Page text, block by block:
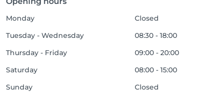
Monday
Closed
Tuesday - Wednesday
08:30 - 18:00
Thursday - Friday
09:00 - 20:00
Saturday
08:00 - 15:00
Sunday
Closed